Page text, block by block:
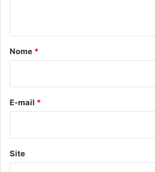
r
*
Nome *
E-mail *
Site